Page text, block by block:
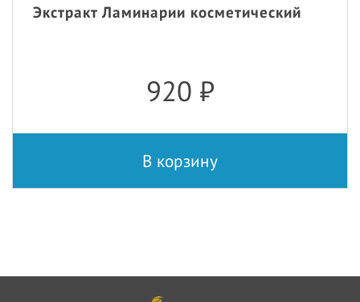
Экстракт Ламинарии косметический
920 ₽
В корзину